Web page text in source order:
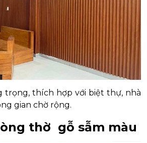
trọng, thích hợp với biệt thự, nhà
gian chờ rộng.
thờ gỗ sẫm màu